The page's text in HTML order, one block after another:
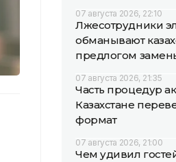
07 августа 2026, 22:10
Лжесотрудники
обманывают
предлогом
07 августа 2026, 21:35
Часть процедур
Казахстане
формат
07 августа 2026, 21:00
Чем удивил